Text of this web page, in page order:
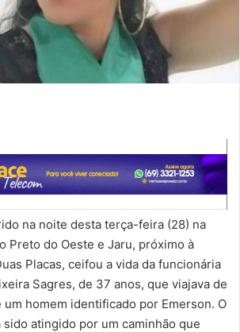
na noite desta terça-feira (28) na
Preto do Oeste e Jaru, próximo à
Placas, ceifou a vida da funcionária
Sagres, de 37 anos, que viajava de
um homem identificado por Emerson. O
atingido por um caminhão que